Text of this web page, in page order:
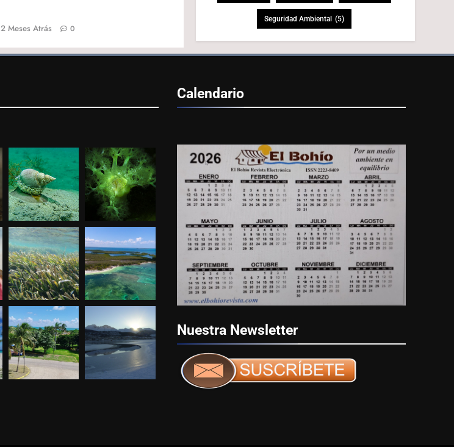
2 Meses Atrás 0
Seguridad Ambiental (5)
Calendario
Nuestra Newsletter